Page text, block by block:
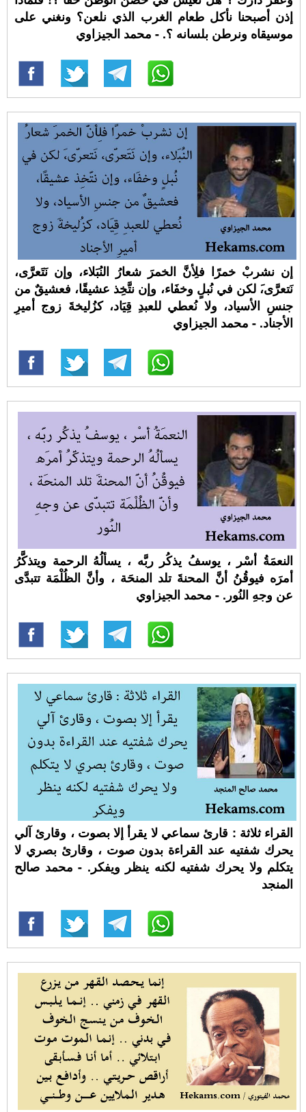
إذن أصبحنا نأكل طعام الغرب الذي نلعن؟ ونغني على
موسيقاه ونرطن بلسانه ؟. - محمد الجيزاوي
إن نشربْ خمرًا فلِأنَّ الخمرَ شعارُ النُبَلاء، وإن نَتَعرَّى،
نَتعرَّى،َ لكن في نُبلٍ وخفَاء، وإن نتَّخِذ عشيقًا، فعشيقٌ من
جنسِ الأسياد، ولا نُعطي للعبدِ قِيَاد، كزُليخةَ زوج أميرِ
الأجناد. - محمد الجيزاوي
النعمَةُ أسْر ، يوسفُ يذكُر ربَّه ، يسألُهُ الرحمة ويتذكَّرُ
أمرَه فيوقُنُ أنَّ المحنةَ تلد المنحَة ، وأنَّ الظُلْمَة تتبدَّى
عن وجهِ النُور. - محمد الجيزاوي
القراء ثلاثة : قارئ سماعي لا يقرأ إلا بصوت ، وقارئ آلي
يحرك شفتيه عند القراءة بدون صوت ، وقارئ بصري لا
يتكلم ولا يحرك شفتيه لكنه ينظر ويفكر. - محمد صالح
المنجد